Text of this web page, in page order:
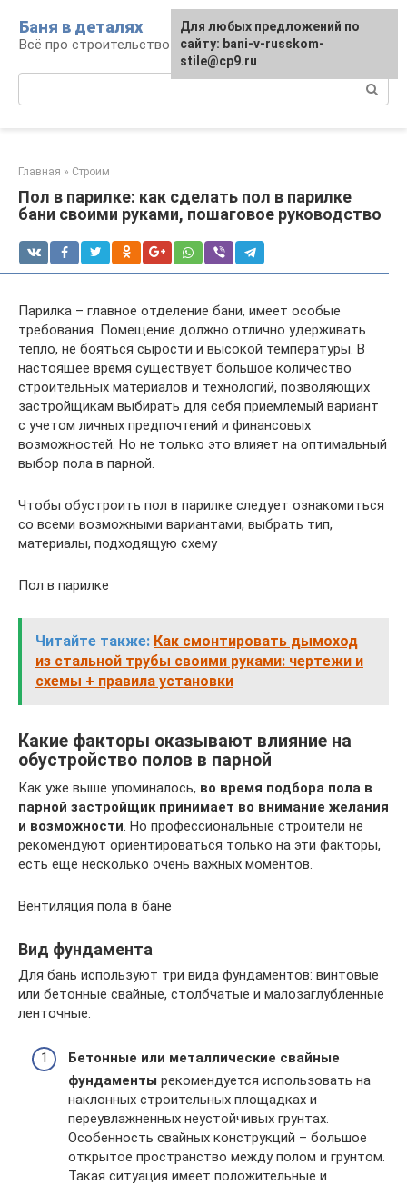
контенту
Баня в деталях
Всё про строительство и эксплуатацию бань
Главная » Строим
Пол в парилке: как сделать пол в парилке
бани своими руками, пошаговое руководство
Парилка – главное отделение бани, имеет особые
требования. Помещение должно отлично удерживать
тепло, не бояться сырости и высокой температуры. В
настоящее время существует большое количество
строительных материалов и технологий, позволяющих
застройщикам выбирать для себя приемлемый вариант
с учетом личных предпочтений и финансовых
возможностей. Но не только это влияет на оптимальный
выбор пола в парной.
Чтобы обустроить пол в парилке следует ознакомиться
со всеми возможными вариантами, выбрать тип,
материалы, подходящую схему
Пол в парилке
Читайте также: Как смонтировать дымоход
из стальной трубы своими руками: чертежи и
схемы + правила установки
Какие факторы оказывают влияние на
обустройство полов в парной
Как уже выше упоминалось, во время подбора пола в
парной застройщик принимает во внимание желания
и возможности. Но профессиональные строители не
рекомендуют ориентироваться только на эти факторы,
есть еще несколько очень важных моментов.
Вентиляция пола в бане
Вид фундамента
Для бань используют три вида фундаментов: винтовые
или бетонные свайные, столбчатые и малозаглубленные
ленточные.
Бетонные или металлические свайные
фундаменты рекомендуется использовать на
наклонных строительных площадках и
переувлажненных неустойчивых грунтах.
Особенность свайных конструкций – большое
открытое пространство между полом и грунтом.
Такая ситуация имеет положительные и
Для любых предложений по
сайту: bani-v-russkom-
stile@cp9.ru